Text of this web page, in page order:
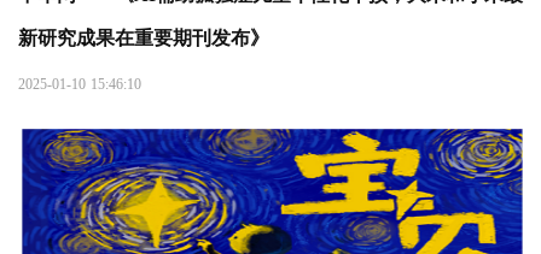
新研究成果在重要期刊发布》
2025-01-10 15:46:10